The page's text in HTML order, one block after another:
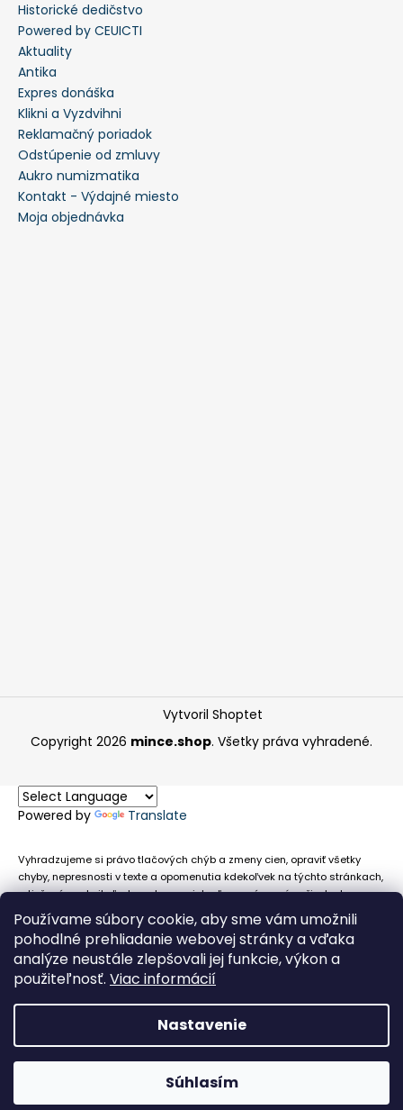
Používame súbory cookie, aby sme vám umožnili
pohodlné prehliadanie webovej stránky a vďaka
analýze neustále zlepšovali jej funkcie, výkon a
použiteľnosť. Viac informácií
Nastavenie
Súhlasím
Historické dedičstvo
Powered by CEUICTI
Aktuality
Antika
Expres donáška
Klikni a Vyzdvihni
Reklamačný poriadok
Odstúpenie od zmluvy
Aukro numizmatika
Kontakt - Výdajné miesto
Moja objednávka
Vytvoril Shoptet
Copyright 2026 mince.shop. Všetky práva vyhradené.
Messenger
Powered by Translate
Vyhradzujeme si právo tlačových chýb a zmeny cien, opraviť všetky
chyby, nepresnosti v texte a opomenutia kdekoľvek na týchto stránkach,
a tiež právo akejkoľvek osobe zamietnuť neoprávnenú požiadavku na
chybne uvedený text. Na stránkach sa môžu vyskytnúť technické
nepresnosti a typografické chyby alebo opomenutia v súvislosti s
informáciami zobrazenými na týchto stránkach, nevyplýva nám žiadna
povinnosť ani zodpovednosť v prípade, že sa spoliehajú na nepresné
informácie poskytované na týchto stránkach.